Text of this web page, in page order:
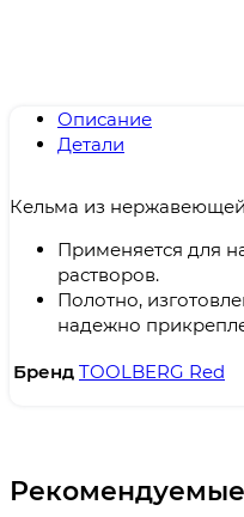
Описание
Детали
Кельма из нержавеющей
Применяется для
растворов.
Полотно,
надежно
Бренд TOOLBERG Red